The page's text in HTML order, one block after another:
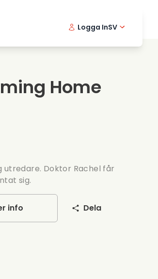
Brollop
Logga InSV
Home
utredare. Doktor Rachel får
sig.
info Dela